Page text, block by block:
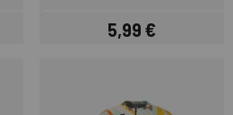
Prezzo
5,99 €